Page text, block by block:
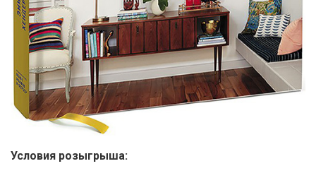
Условия розыгрыша: